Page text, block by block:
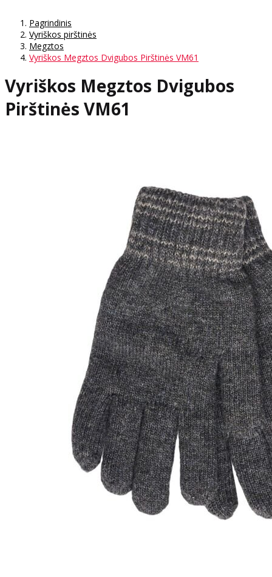
Pagrindinis
Vyriškos pirštinės
Megztos
Vyriškos Megztos Dvigubos Pirštinės VM61
Vyriškos Megztos Dvigubos
Pirštinės VM61